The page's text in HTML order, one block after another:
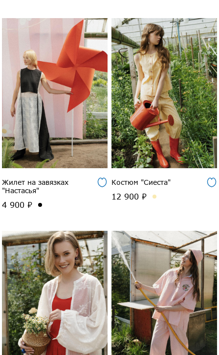
Жилет на завязках
"Настасья"
4 900 ₽
Костюм "Сиеста"
12 900 ₽